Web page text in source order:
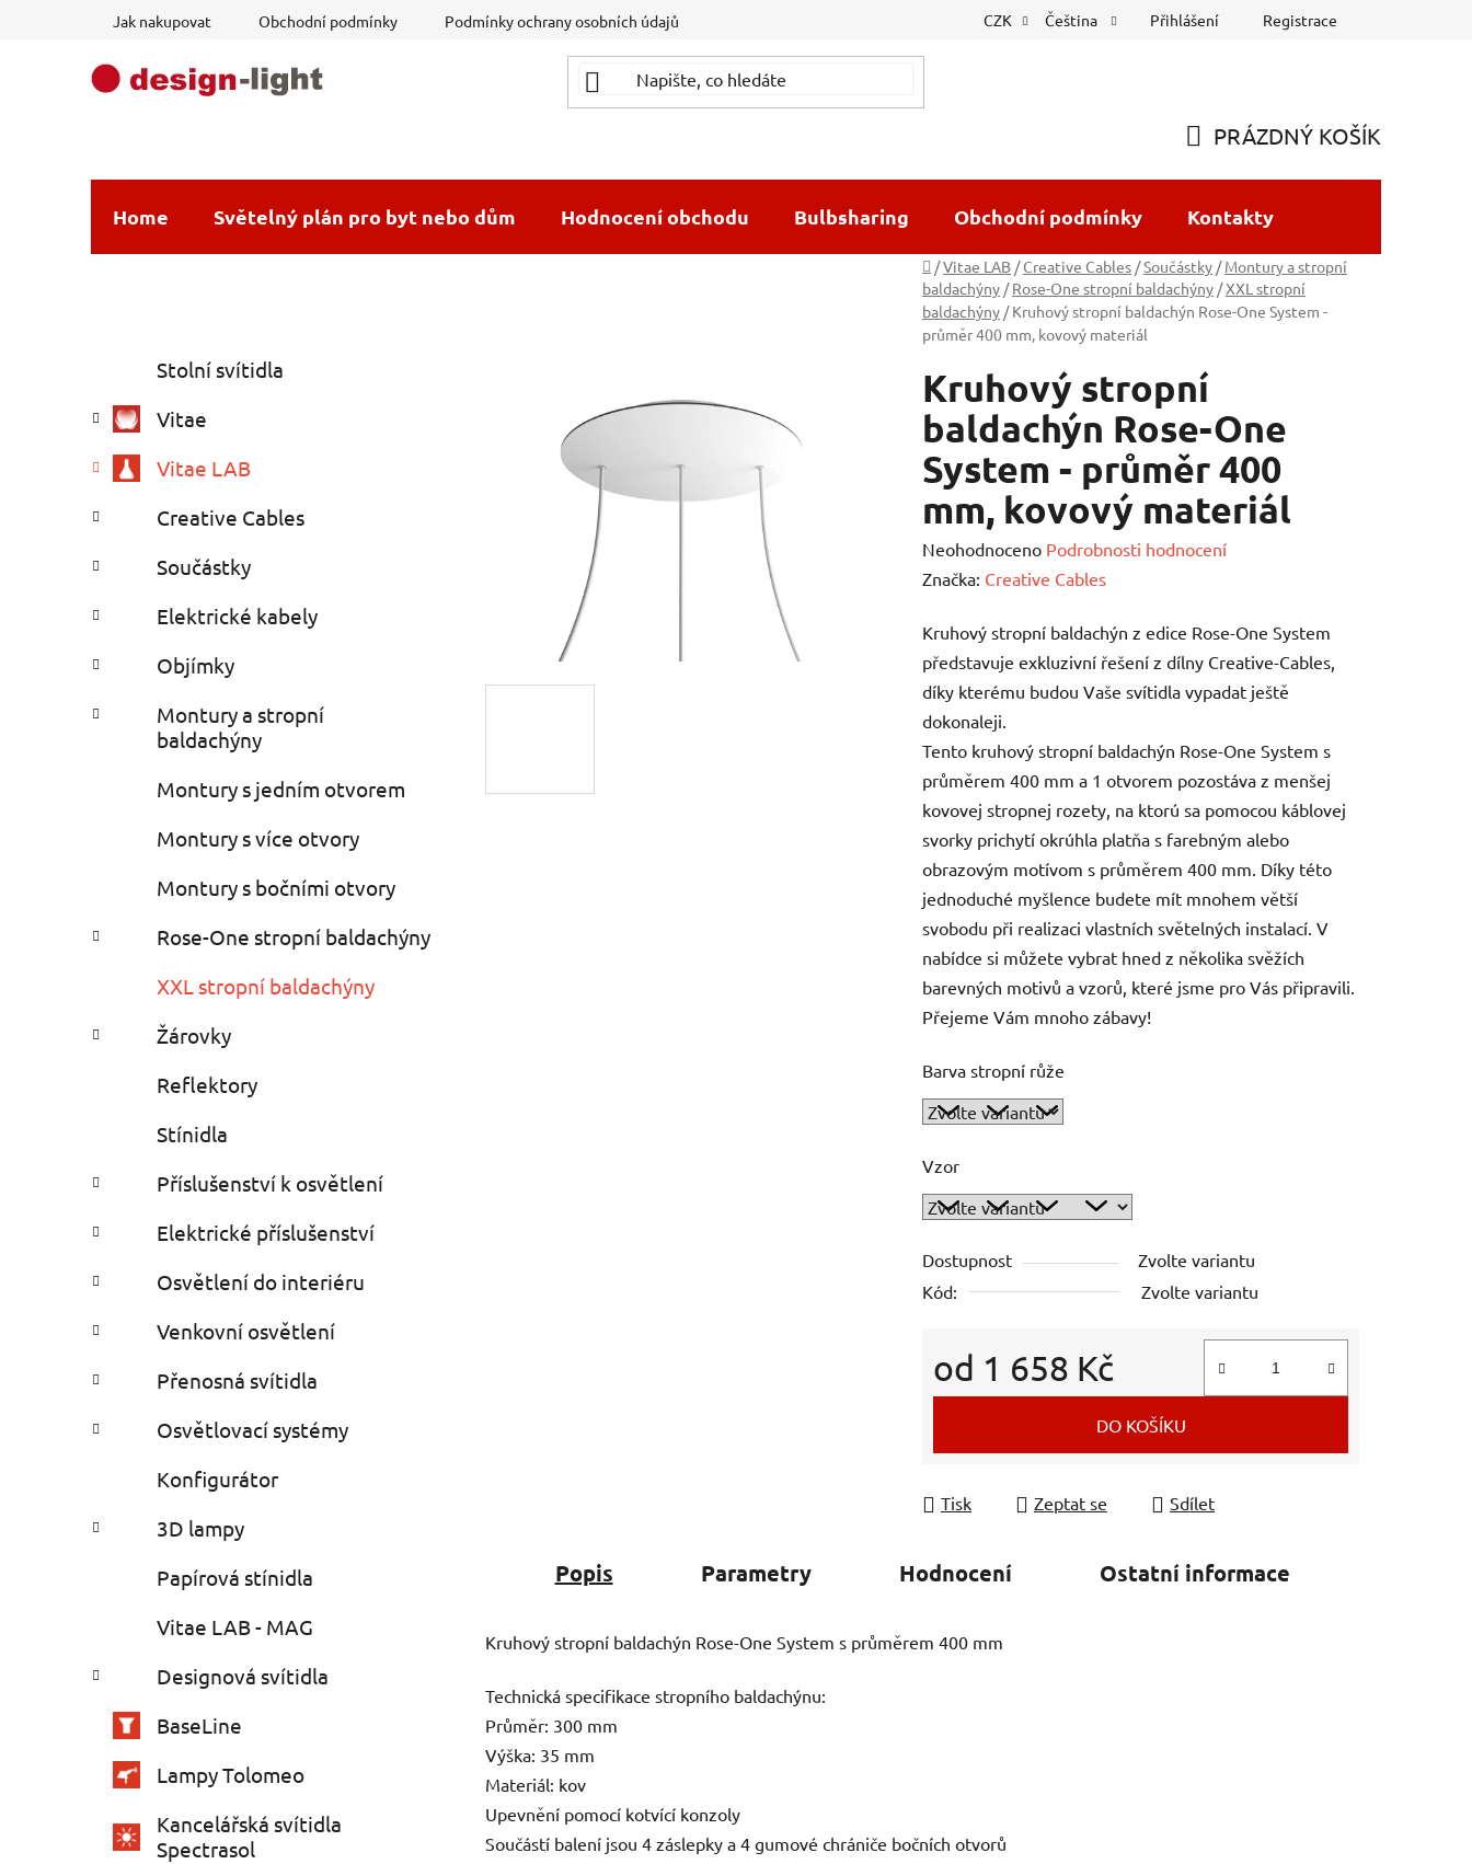
Jak nakupovat Obchodní podmínky Podmínky ochrany osobních údajů CZK Čeština Přihlášení Registrace
KOŠÍK
PRÁZDNÝ KOŠÍK
Home Světelný plán pro byt nebo dům Hodnocení obchodu Bulbsharing Obchodní podmínky Kontakty
Domů
/Vitae LAB / Creative Cables /Součástky / Montury a stropní
baldachýny / Rose-One stropní baldachýny /XXL stropní
baldachýny / Kruhový stropní baldachýn Rose-One System -
průměr 400 mm, kovový materiál
s
r
n
n
p
n
l
kategorie
e
o
i
Stolní svítidla
Vitae
Vitae LAB
Creative Cables
Součástky
Elektrické kabely
Objímky
Montury a stropní
baldachýny
Montury s jedním otvorem
Montury s více otvory
Montury s bočními otvory
Rose-One stropní baldachýny
XXL stropní baldachýny
Žárovky
Reflektory
Stínidla
Příslušenství k osvětlení
Elektrické příslušenství
Osvětlení do interiéru
Venkovní osvětlení
Přenosná svítidla
Osvětlovací systémy
Konfigurátor
3D lampy
Papírová stínidla
Vitae LAB - MAG
Designová svítidla
BaseLine
Lampy Tolomeo
Kancelářská svítidla
Spectrasol
Kruhový stropní
baldachýn Rose-One
System - průměr 400
mm, kovový materiál
Průměrné
hodnocení
je
0,0
z
5
hvězdiček.
Neohodnoceno Podrobnosti hodnocení
Značka: Creative Cables
Kruhový stropní baldachýn z edice Rose-One System
představuje exkluzivní řešení z dílny Creative-Cables,
díky kterému budou Vaše svítidla vypadat ještě
dokonaleji.
Tento kruhový stropní baldachýn Rose-One System s
průměrem 400 mm a 1 otvorem pozostáva z menšej
kovovej stropnej rozety, na ktorú sa pomocou káblovej
svorky prichytí okrúhla platňa s farebným alebo
obrazovým motívom s průměrem 400 mm. Díky této
jednoduché myšlence budete mít mnohem větší
svobodu při realizaci vlastních světelných instalací. V
nabídce si můžete vybrat hned z několika svěžích
barevných motivů a vzorů, které jsme pro Vás připravili.
Přejeme Vám mnoho zábavy!
Barva stropní růže
Vzor
Dostupnost
Zvolte variantu
Kód:
Zvolte variantu
od 1 658 Kč
Měrná cena:
DO KOŠÍKU
Tisk Zeptat se Sdílet
Popis Parametry Hodnocení Ostatní informace
Kruhový stropní baldachýn Rose-One System s průměrem 400 mm
Technická specifikace stropního baldachýnu:
Průměr: 300 mm
Výška: 35 mm
Materiál: kov
Upevnění pomocí kotvící konzoly
Součástí balení jsou 4 záslepky a 4 gumové chrániče bočních otvorů